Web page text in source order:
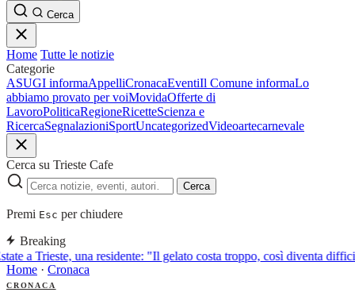
Cerca
Home Tutte le notizie
Categorie
ASUGI informaAppelliCronacaEventiIl Comune informaLo
abbiamo provato per voiMovidaOfferte di
LavoroPoliticaRegioneRicetteScienza e
RicercaSegnalazioniSportUncategorizedVideoartecarnevale
Cerca su Trieste Cafe
Cerca
Premi Esc per chiudere
Breaking
a Trieste, una residente: "Il gelato costa troppo, così diventa
Home · Cronaca
CRONACA